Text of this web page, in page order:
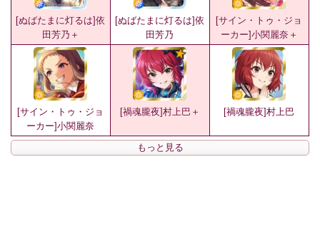
[ぬばたまに灯るは]依
田芳乃＋
[ぬばたまに灯るは]依
田芳乃
[サイン・トゥ・ジョ
ーカー]小関麗奈＋
[サイン・トゥ・ジョ
ーカー]小関麗奈
[禍魂朧夜]村上巴＋ [禍魂朧夜]村上巴
もっと見る